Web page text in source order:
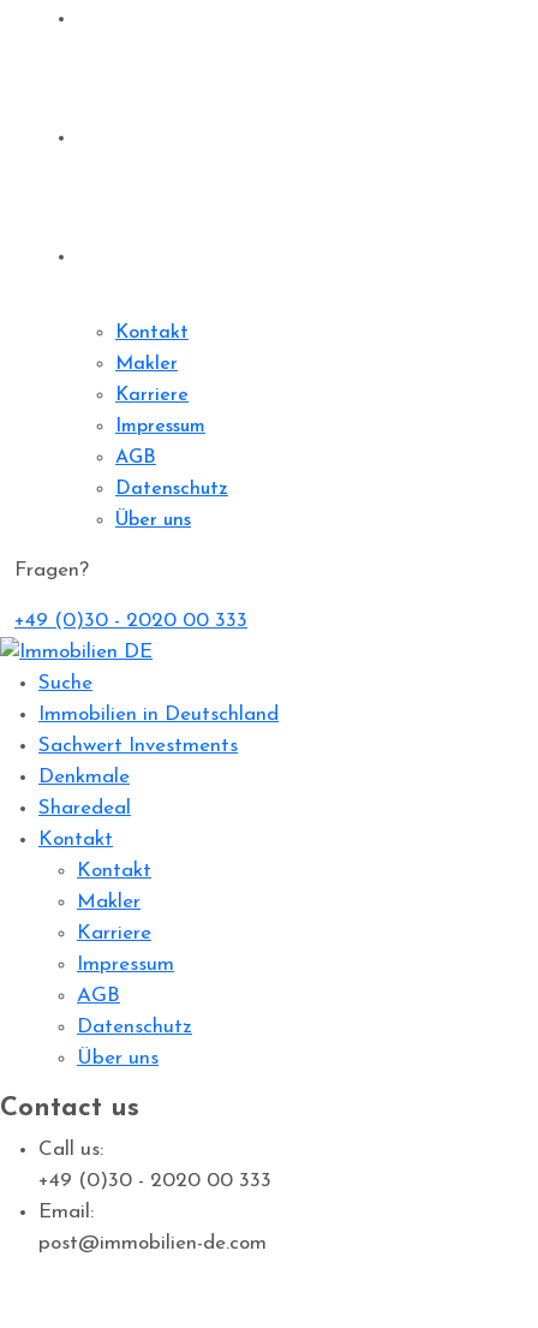
Kontakt
Makler
Karriere
Impressum
AGB
Datenschutz
Über uns
Fragen?
+49 (0)30 - 2020 00 333
Suche
Immobilien in Deutschland
Sachwert Investments
Denkmale
Sharedeal
Kontakt
Kontakt
Makler
Karriere
Impressum
AGB
Datenschutz
Über uns
Contact us
Call us:
+49 (0)30 - 2020 00 333
Email:
post@immobilien-de.com